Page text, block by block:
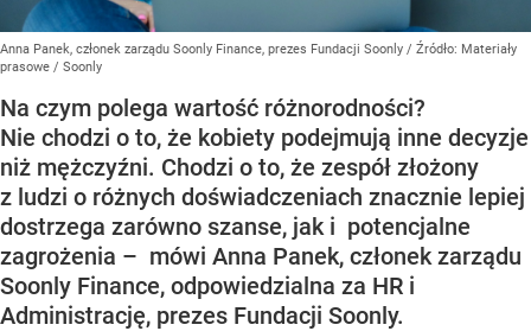
Anna Panek, członek zarządu Soonly Finance, prezes Fundacji Soonly / Źródło: Materiały
prasowe / Soonly
Na czym polega wartość różnorodności?
Nie chodzi o to, że kobiety podejmują inne decyzje
niż mężczyźni. Chodzi o to, że zespół złożony
z ludzi o różnych doświadczeniach znacznie lepiej
dostrzega zarówno szanse, jak i potencjalne
zagrożenia – mówi Anna Panek, członek zarządu
Soonly Finance, odpowiedzialna za HR i
Administrację, prezes Fundacji Soonly.